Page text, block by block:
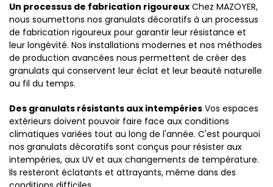
Un processus de fabrication rigoureux Chez MAZOYER,
nous soumettons nos granulats décoratifs à un processus
de fabrication rigoureux pour garantir leur résistance et
leur longévité. Nos installations modernes et nos méthodes
de production avancées nous permettent de créer des
granulats qui conservent leur éclat et leur beauté naturelle
au fil du temps.
Des granulats résistants aux intempéries Vos espaces
extérieurs doivent pouvoir faire face aux conditions
climatiques variées tout au long de l'année. C'est pourquoi
nos granulats décoratifs sont conçus pour résister aux
intempéries, aux UV et aux changements de température.
Ils resteront éclatants et attrayants, même dans des